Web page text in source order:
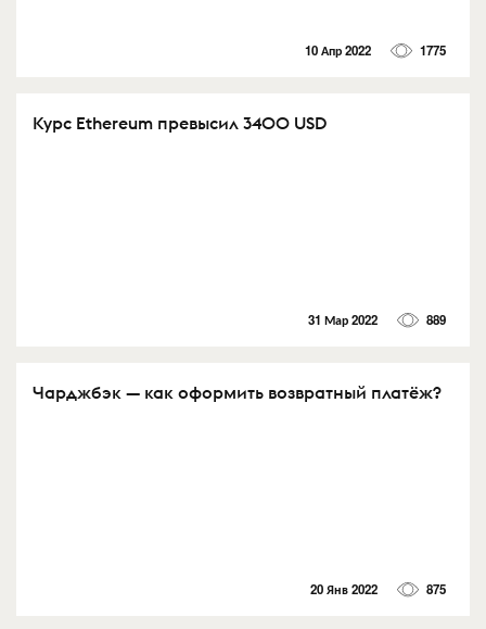
10 Апр 2022 1775
Курс Ethereum превысил 3400 USD
31 Мар 2022 889
Чарджбэк — как оформить возвратный платёж?
20 Янв 2022 875